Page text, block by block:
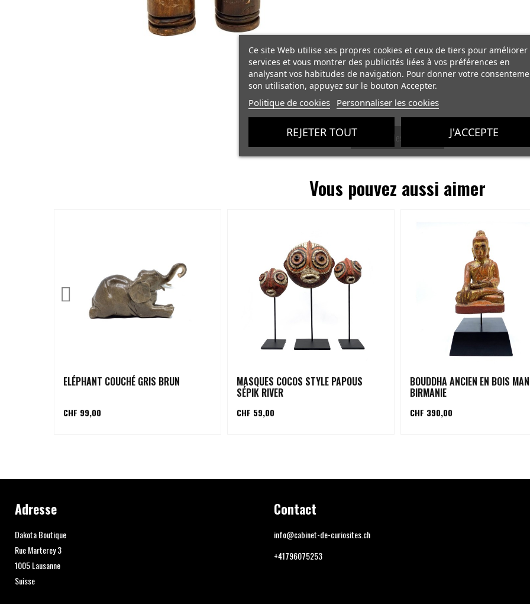
Voir tous les produits
Vous pouvez aussi aimer
ELÉPHANT COUCHÉ GRIS BRUN
CHF 99,00
MASQUES COCOS STYLE PAPOUS
SÉPIK RIVER
CHF 59,00
BOUDDHA ANCIEN EN BOIS
BIRMANIE
CHF 390,00
Adresse
Dakota Boutique
Rue Marterey 3
1005 Lausanne
Suisse
Contact
info@cabinet-de-curiosites.ch
+41796075253
Ce site Web utilise ses propres cookies et ceux de tiers pour améliorer
services et vous montrer des publicités liées à vos préférences en
analysant vos habitudes de navigation. Pour donner votre
son utilisation, appuyez sur le bouton Accepter.
Politique de cookies Personnaliser les cookies
REJETER TOUT J'ACCEPTE